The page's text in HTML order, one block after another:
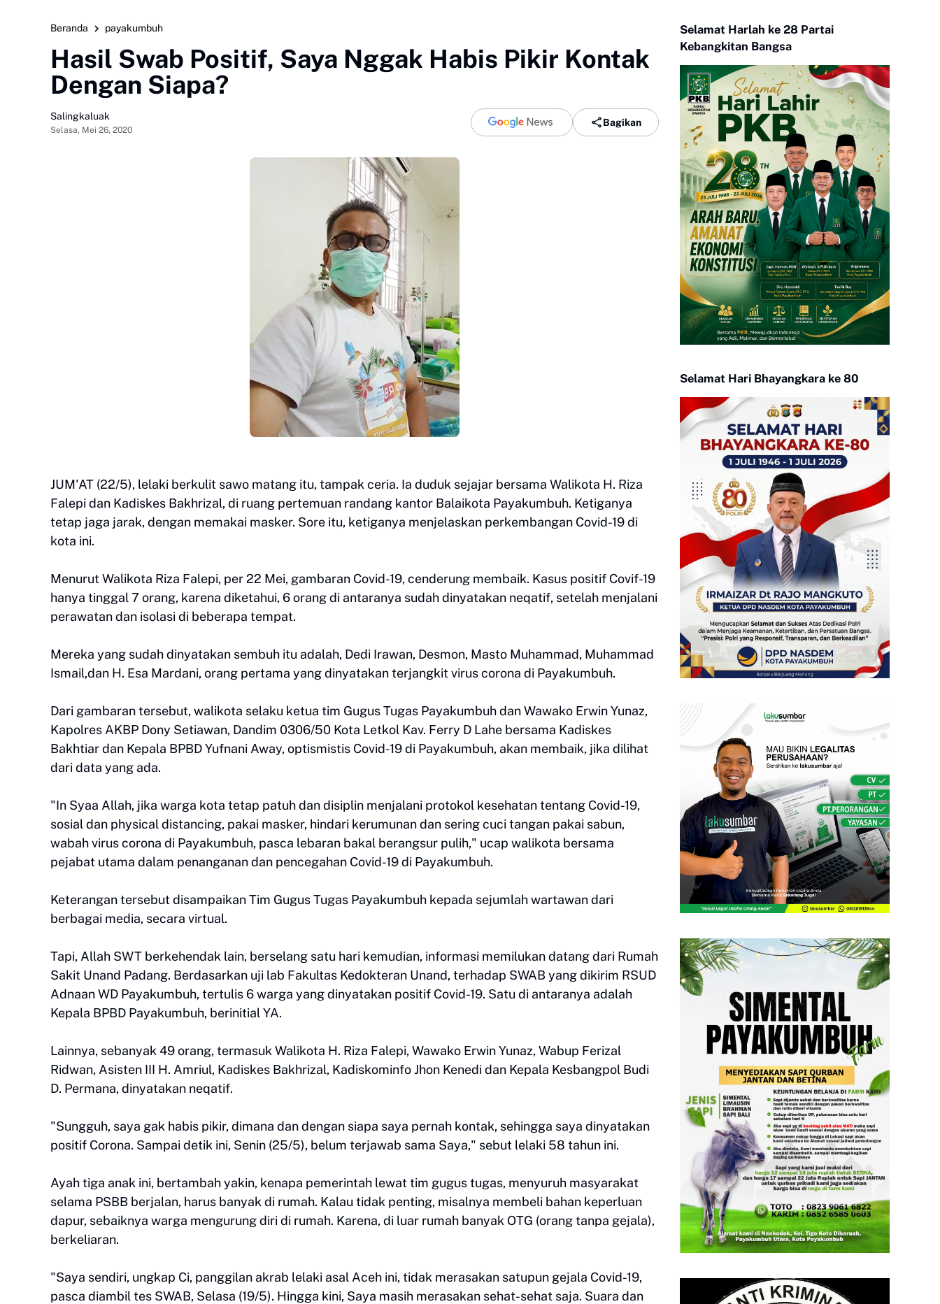
Beranda payakumbuh
Hasil Swab Positif, Saya Nggak Habis Pikir Kontak
Dengan Siapa?
Salingkaluak
Selasa, Mei 26, 2020
Bagikan
JUM'AT (22/5), lelaki berkulit sawo matang itu, tampak ceria. Ia duduk sejajar bersama Walikota H. Riza
Falepi dan Kadiskes Bakhrizal, di ruang pertemuan randang kantor Balaikota Payakumbuh. Ketiganya
tetap jaga jarak, dengan memakai masker. Sore itu, ketiganya menjelaskan perkembangan Covid-19 di
kota ini.
Menurut Walikota Riza Falepi, per 22 Mei, gambaran Covid-19, cenderung membaik. Kasus positif Covif-19
hanya tinggal 7 orang, karena diketahui, 6 orang di antaranya sudah dinyatakan neqatif, setelah menjalani
perawatan dan isolasi di beberapa tempat.
Mereka yang sudah dinyatakan sembuh itu adalah, Dedi Irawan, Desmon, Masto Muhammad, Muhammad
Ismail,dan H. Esa Mardani, orang pertama yang dinyatakan terjangkit virus corona di Payakumbuh.
Dari gambaran tersebut, walikota selaku ketua tim Gugus Tugas Payakumbuh dan Wawako Erwin Yunaz,
Kapolres AKBP Dony Setiawan, Dandim 0306/50 Kota Letkol Kav. Ferry D Lahe bersama Kadiskes
Bakhtiar dan Kepala BPBD Yufnani Away, optismistis Covid-19 di Payakumbuh, akan membaik, jika dilihat
dari data yang ada.
"In Syaa Allah, jika warga kota tetap patuh dan disiplin menjalani protokol kesehatan tentang Covid-19,
sosial dan physical distancing, pakai masker, hindari kerumunan dan sering cuci tangan pakai sabun,
wabah virus corona di Payakumbuh, pasca lebaran bakal berangsur pulih," ucap walikota bersama
pejabat utama dalam penanganan dan pencegahan Covid-19 di Payakumbuh.
Keterangan tersebut disampaikan Tim Gugus Tugas Payakumbuh kepada sejumlah wartawan dari
berbagai media, secara virtual.
Tapi, Allah SWT berkehendak lain, berselang satu hari kemudian, informasi memilukan datang dari Rumah
Sakit Unand Padang. Berdasarkan uji lab Fakultas Kedokteran Unand, terhadap SWAB yang dikirim RSUD
Adnaan WD Payakumbuh, tertulis 6 warga yang dinyatakan positif Covid-19. Satu di antaranya adalah
Kepala BPBD Payakumbuh, berinitial YA.
Lainnya, sebanyak 49 orang, termasuk Walikota H. Riza Falepi, Wawako Erwin Yunaz, Wabup Ferizal
Ridwan, Asisten III H. Amriul, Kadiskes Bakhrizal, Kadiskominfo Jhon Kenedi dan Kepala Kesbangpol Budi
D. Permana, dinyatakan neqatif.
"Sungguh, saya gak habis pikir, dimana dan dengan siapa saya pernah kontak, sehingga saya dinyatakan
positif Corona. Sampai detik ini, Senin (25/5), belum terjawab sama Saya," sebut lelaki 58 tahun ini.
Ayah tiga anak ini, bertambah yakin, kenapa pemerintah lewat tim gugus tugas, menyuruh masyarakat
selama PSBB berjalan, harus banyak di rumah. Kalau tidak penting, misalnya membeli bahan keperluan
dapur, sebaiknya warga mengurung diri di rumah. Karena, di luar rumah banyak OTG (orang tanpa gejala),
berkeliaran.
"Saya sendiri, ungkap Ci, panggilan akrab lelaki asal Aceh ini, tidak merasakan satupun gejala Covid-19,
pasca diambil tes SWAB, Selasa (19/5). Hingga kini, Saya masih merasakan sehat-sehat saja. Suara dan
Selamat Harlah ke 28 Partai
Kebangkitan Bangsa
Selamat Hari Bhayangkara ke 80